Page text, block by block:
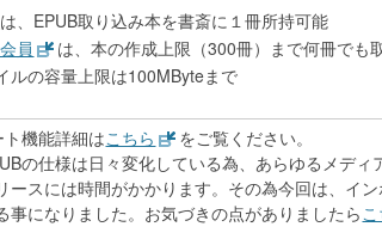
、EPUB取り込み本を書斎に１冊所持可能
員
は、本の作成上限（300冊）まで何冊でも
ルの容量上限は100MByteまで
機能詳細はこちら
をご覧ください。
の仕様は日々変化している為、あらゆるメデ
ースには時間がかかります。その為今回は、イ
事になりました。お気づきの点がありましたら